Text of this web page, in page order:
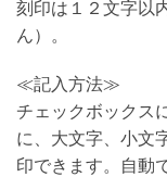
刻印は１２文字以
ん）。
≪記入方法≫
チェックボックス
に、大文字、小文
印できます。自動